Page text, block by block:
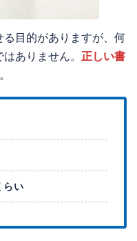
る目的がありますが、何
ありません。 正しい書
らい